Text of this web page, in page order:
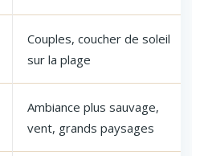
Couples, coucher de soleil
sur la plage
Ambiance plus sauvage,
vent, grands paysages